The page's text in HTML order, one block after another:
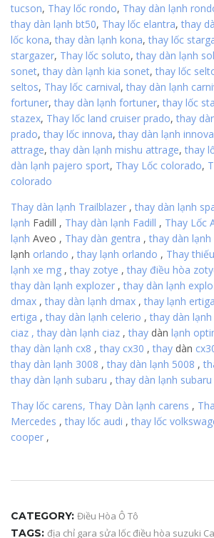
tucson, Thay lốc rondo, Thay dàn lạnh
thay dàn lạnh bt50, Thay lốc elantra, thay
lốc kona, thay dàn lạnh kona, thay lốc
stargazer, Thay lốc soluto, thay dàn lạnh
sonet, thay dàn lạnh kia sonet, thay lốc
seltos, Thay lốc carnival, thay dàn lạnh
fortuner, thay dàn lạnh fortuner, thay lốc
stazex, Thay lốc land cruiser prado, thay
prado, thay lốc innova, thay dàn lạnh innova
attrage, thay dàn lạnh mishu attrage, thay
dàn lạnh pajero sport, Thay Lốc colorado,
colorado
Thay dàn lạnh Trailblazer , thay dàn lạnh
lạnh Fadill , Thay dàn lạnh Fadill , Thay Lốc
lạnh Aveo , Thay dàn gentra , thay dàn lạnh
lạnh orlando , thay lạnh orlando , Thay
lạnh xe mg , thay zotye , thay điều hòa
thay dàn lạnh explozer , thay dàn lạnh
dmax , thay dàn lạnh dmax , thay lạnh ertiga
ertiga , thay dàn lạnh celerio , thay dàn lạnh
ciaz , thay dàn lạnh ciaz , thay dàn lạnh
thay dàn lạnh cx8 , thay cx30 , thay dàn
thay dàn lạnh 3008 , thay dàn lạnh 5008 ,
thay dàn lạnh subaru , thay dàn lạnh subaru
Thay lốc carens, Thay Dàn lạnh carens ,
Mercedes , thay lốc audi , thay lốc
cooper ,
CATEGORY: Điều Hòa Ô Tô
TAGS: địa chỉ gara sửa lốc điều hòa suzuki